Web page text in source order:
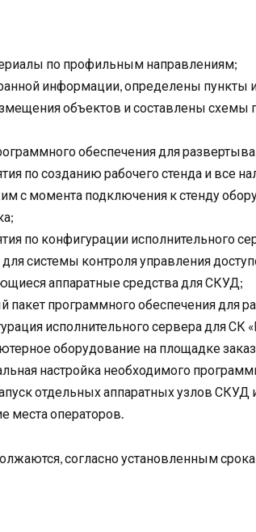
по профильным направлениям;
информации, определены пункты
объектов и составлены схемы
обеспечения для
по созданию рабочего стенда и все
с момента подключения к стенду
по конфигурации исполнительного
для системы контроля управления
аппаратные средства для СКУД;
программного обеспечения для
исполнительного сервера для СК
оборудование на площадке
настройка необходимого
отдельных аппаратных узлов
места операторов.
согласно установленным